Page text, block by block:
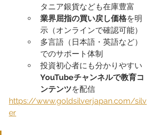
タニア銀貨なども在庫豊富
業界屈指の買い戻し価格を明
示（オンラインで確認可能）
多言語（日本語・英語など）
でのサポート体制
投資初心者にも分かりやすい
YouTubeチャンネルで教育コ
ンテンツを配信
https://www.goldsilverjapan.com/silv
er